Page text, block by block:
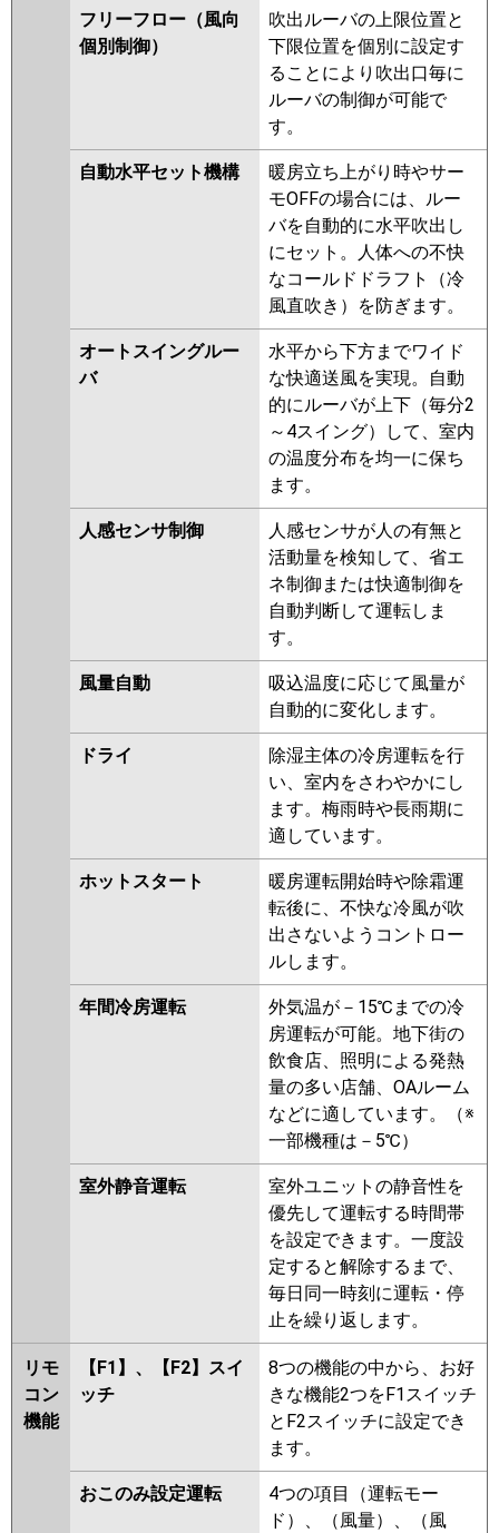
PLZ-ZRMP63HFG5 PLZ-
ZRMP63HLF4 PLZ-ZRMP63HF4
PLZ-ZRMP63HBF4 PLZ-
ZRMP63HFG4 PLZ-ZRMP63HF3
PLZ-ZRMP63HLF3
ZRMP63HFG3 PLZ-ZRMP63HLF2
PLZ-ZRMP63HF2 PLZ-
ZRMP63HFG2 PLZ-ZRMP63EFZ
PLZ-ZRMP63ELFZ PLZ-
ZRMP63EFGZ PLZ-
ZRMP63ELFGZ PLZ-ZRMP63EFY
PLZ-ZRMP63ELFY
PLZ-
ZRMP63ELFGY PLZ-
ZRMP63EFGY PLZ-ZRMP63EFV
PLZ-ZRMP63ELFV PLZ-
ZRMP63ELFGV PLZ-
ZRMP63EFGV PLZ-ZRMP63EFR
PLZ-ZRMP63ELFR PLZ-
ZRMP63EFGR PLZ-
ZRMP63ELFGR
RCI-GP63RGH8 RCI-GP63RGH7
RCI-GP63RGH6 RCI-GP63RGH5
RCI-GP63RGH4 RCI-GP63RGH3
RCI-AP63GH6
RCI-AP63GH5 RCI-GP63RGH1
FDTZ636H6S FDTZ636H6S-airf
FDTZ636H6S-rak FDTZ636H6S-
FDTZ635HA5SA-rak
FDTZ635HA5SA-airf
FDTZ635HA5SA
FDTZ635HA5SA-
FDTZ635H5SA
FDTZ635H5SA-osj
FDTZ635H5SA-rak
FDTZ635H5SA-airf FDTZ635H5S-
FDTZ635H5S-rak
FDTZ635H5S FDTZ635H5S-
rakuri-na
FDTZ635H5S-airflex
PA-P63U7GNBX
PA-P63U7GNB
PA-P63U7GB PA-P63U7G PA-
PA-P63U6GNB PA-
PA-P63U6G PA-
P63U6GN
フリーフロー（風向
個別制御）
吹出ルーバの上限位置と
下限位置を個別に設定す
ることにより吹出口毎に
ルーバの制御が可能で
す。
自動水平セット機構
暖房立ち上がり時やサー
モOFFの場合には、ルー
バを自動的に水平吹出し
にセット。人体への不快
なコールドドラフト（冷
風直吹き）を防ぎます。
オートスイングルー
バ
水平から下方までワイド
な快適送風を実現。自動
的にルーバが上下（毎分2
～4スイング）して、室内
の温度分布を均一に保ち
ます。
人感センサ制御
人感センサが人の有無と
活動量を検知して、省エ
ネ制御または快適制御を
自動判断して運転しま
す。
風量自動
吸込温度に応じて風量が
自動的に変化します。
ドライ
除湿主体の冷房運転を行
い、室内をさわやかにし
ます。梅雨時や長雨期に
適しています。
ホットスタート
暖房運転開始時や除霜運
転後に、不快な冷風が吹
出さないようコントロー
ルします。
年間冷房運転
外気温が－15℃までの冷
房運転が可能。地下街の
飲食店、照明による発熱
量の多い店舗、OAルーム
などに適しています。（※
一部機種は－5℃）
室外静音運転
室外ユニットの静音性を
優先して運転する時間帯
を設定できます。一度設
定すると解除するまで、
毎日同一時刻に運転・停
止を繰り返します。
リモ
コン
機能
【F1】、【F2】スイ
ッチ
8つの機能の中から、お好
きな機能2つをF1スイッチ
とF2スイッチに設定でき
ます。
おこのみ設定運転
4つの項目（運転モー
ド）、（風量）、（風